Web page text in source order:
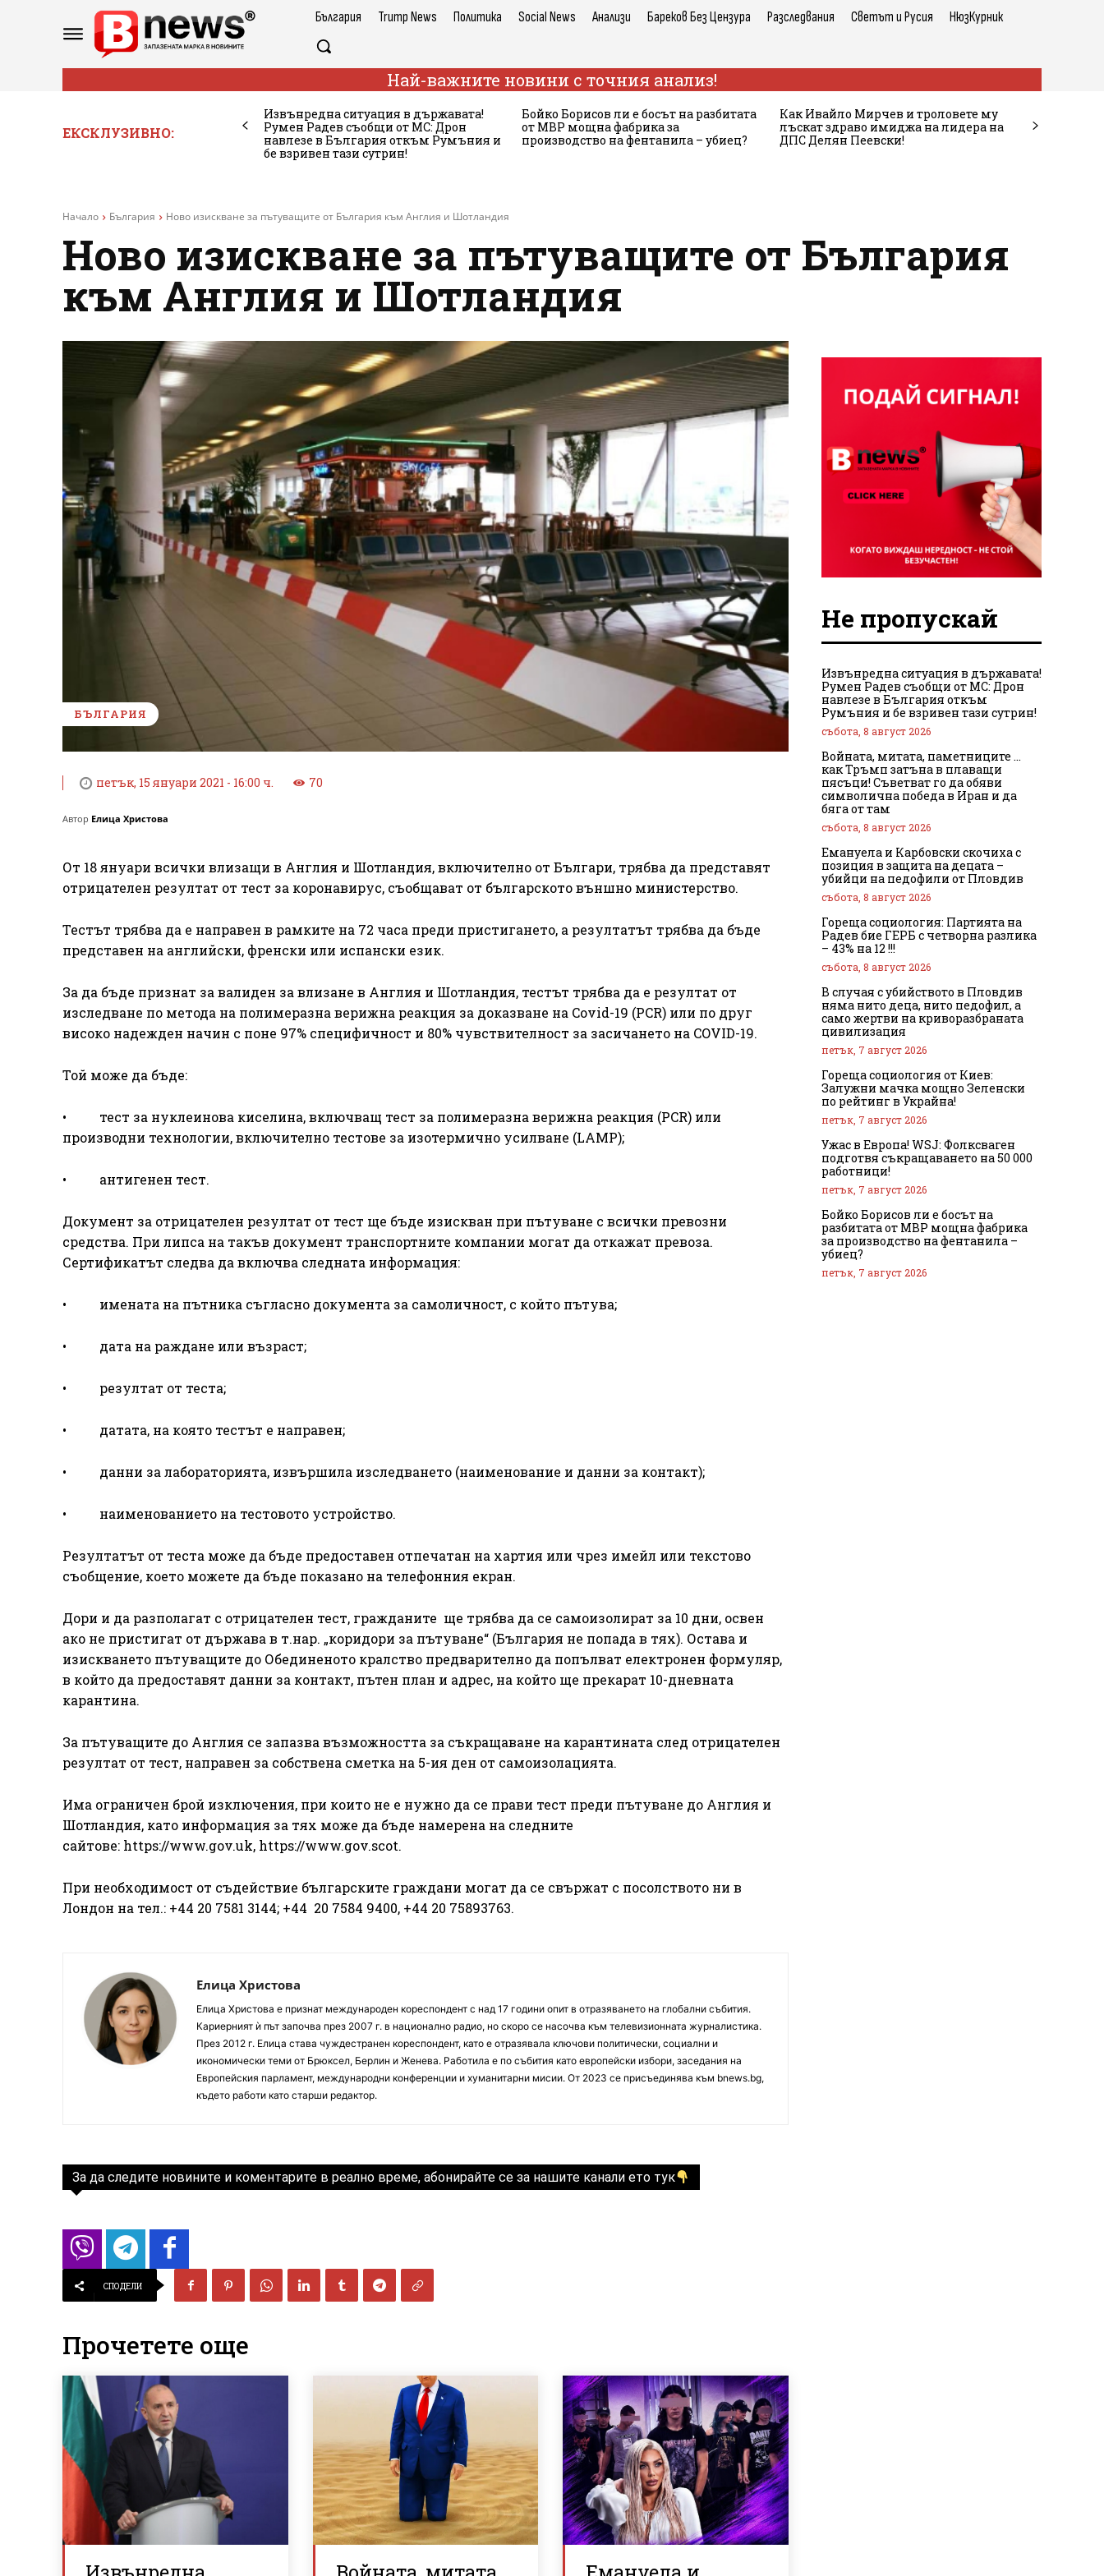
България Trump News Политика Social News Анализи Бареков Без Цензура Разследвания Светът и Русия НюзКурник
Най-важните новини с точния анализ!
ЕКСКЛУЗИВНО:
Извънредна ситуация в държавата!
Румен Радев съобщи от МС: Дрон
навлезе в България откъм Румъния и
бе взривен тази сутрин!
Бойко Борисов ли е босът на разбитата
от МВР мощна фабрика за
производство на фентанила – убиец?
Как Ивайло Мирчев и троловете му
лъскат здраво имиджа на лидера на
ДПС Делян Пеевски!
Начало България Ново изискване за пътуващите от България към Англия и Шотландия
Ново изискване за пътуващите от България
към Англия и Шотландия
БЪЛГАРИЯ
петък, 15 януари 2021 - 16:00 ч. 70
Автор Елица Христова
От 18 януари всички влизащи в Англия и Шотландия, включително от Българи, трябва да представят
отрицателен резултат от тест за коронавирус, съобщават от българското външно министерство.
Тестът трябва да е направен в рамките на 72 часа преди пристигането, а резултатът трябва да бъде
представен на английски, френски или испански език.
За да бъде признат за валиден за влизане в Англия и Шотландия, тестът трябва да е резултат от
изследване по метода на полимеразна верижна реакция за доказване на Covid-19 (PCR) или по друг
високо надежден начин с поне 97% специфичност и 80% чувствителност за засичането на COVID-19.
Той може да бъде:
• тест за нуклеинова киселина, включващ тест за полимеразна верижна реакция (PCR) или
производни технологии, включително тестове за изотермично усилване (LAMP);
• антигенен тест.
Документ за отрицателен резултат от тест ще бъде изискван при пътуване с всички превозни
средства. При липса на такъв документ транспортните компании могат да откажат превоза.
Сертификатът следва да включва следната информация:
• имената на пътника съгласно документа за самоличност, с който пътува;
• дата на раждане или възраст;
• резултат от теста;
• датата, на която тестът е направен;
• данни за лабораторията, извършила изследването (наименование и данни за контакт);
• наименованието на тестовото устройство.
Резултатът от теста може да бъде предоставен отпечатан на хартия или чрез имейл или текстово
съобщение, което можете да бъде показано на телефонния екран.
Дори и да разполагат с отрицателен тест, гражданите ще трябва да се самоизолират за 10 дни, освен
ако не пристигат от държава в т.нар. „коридори за пътуване“ (България не попада в тях). Остава и
изискването пътуващите до Обединеното кралство предварително да попълват електронен формуляр,
в който да предоставят данни за контакт, пътен план и адрес, на който ще прекарат 10-дневната
карантина.
За пътуващите до Англия се запазва възможността за съкращаване на карантината след отрицателен
резултат от тест, направен за собствена сметка на 5-ия ден от самоизолацията.
Има ограничен брой изключения, при които не е нужно да се прави тест преди пътуване до Англия и
Шотландия, като информация за тях може да бъде намерена на следните
сайтове: https://www.gov.uk, https://www.gov.scot.
При необходимост от съдействие българските граждани могат да се свържат с посолството ни в
Лондон на тел.: +44 20 7581 3144; +44 20 7584 9400, +44 20 75893763.
Елица Христова
Елица Христова е признат международен кореспондент с над 17 години опит в отразяването на глобални събития.
Кариерният ѝ път започва през 2007 г. в национално радио, но скоро се насочва към телевизионната журналистика.
През 2012 г. Елица става чуждестранен кореспондент, като е отразявала ключови политически, социални и
икономически теми от Брюксел, Берлин и Женева. Работила е по събития като европейски избори, заседания на
Европейския парламент, международни конференции и хуманитарни мисии. От 2023 се присъединява към bnews.bg,
където работи като старши редактор.
За да следите новините и коментарите в реално време, абонирайте се за нашите канали ето тук
СПОДЕЛИ
Прочетете още
Не пропускай
Извънредна ситуация в държавата!
Румен Радев съобщи от МС: Дрон
навлезе в България откъм
Румъния и бе взривен тази сутрин!
събота, 8 август 2026
Войната, митата, паметниците …
как Тръмп затъна в плаващи
пясъци! Съветват го да обяви
символична победа в Иран и да
бяга от там
събота, 8 август 2026
Емануела и Карбовски скочиха с
позиция в защита на децата –
убийци на педофили от Пловдив
събота, 8 август 2026
Гореща социология: Партията на
Радев бие ГЕРБ с четворна разлика
– 43% на 12 !!!
събота, 8 август 2026
В случая с убийството в Пловдив
няма нито деца, нито педофил, а
само жертви на криворазбраната
цивилизация
петък, 7 август 2026
Гореща социология от Киев:
Залужни мачка мощно Зеленски
по рейтинг в Украйна!
петък, 7 август 2026
Ужас в Европа! WSJ: Фолксваген
подготвя съкращаването на 50 000
работници!
петък, 7 август 2026
Бойко Борисов ли е босът на
разбитата от МВР мощна фабрика
за производство на фентанила –
убиец?
петък, 7 август 2026